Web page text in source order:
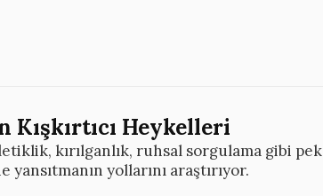
Kışkırtıcı Heykelleri
kırılganlık, ruhsal sorgulama gibi pek
yollarını araştırıyor.